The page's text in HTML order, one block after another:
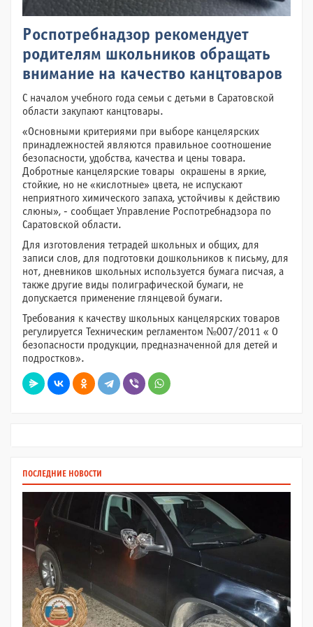
Роспотребнадзор рекомендует
родителям школьников обращать
внимание на качество канцтоваров
С началом учебного года семьи с детьми в Саратовской
области закупают канцтовары.
«Основными критериями при выборе канцелярских
принадлежностей являются правильное соотношение
безопасности, удобства, качества и цены товара.
Добротные канцелярские товары окрашены в яркие,
стойкие, но не «кислотные» цвета, не испускают
неприятного химического запаха, устойчивы к действию
слюны», - сообщает Управление Роспотребнадзора по
Саратовской области.
Для изготовления тетрадей школьных и общих, для
записи слов, для подготовки дошкольников к письму, для
нот, дневников школьных используется бумага писчая, а
также другие виды полиграфической бумаги, не
допускается применение глянцевой бумаги.
Требования к качеству школьных канцелярских товаров
регулируется Техническим регламентом №007/2011 « О
безопасности продукции, предназначенной для детей и
подростков».
ПОСЛЕДНИЕ НОВОСТИ